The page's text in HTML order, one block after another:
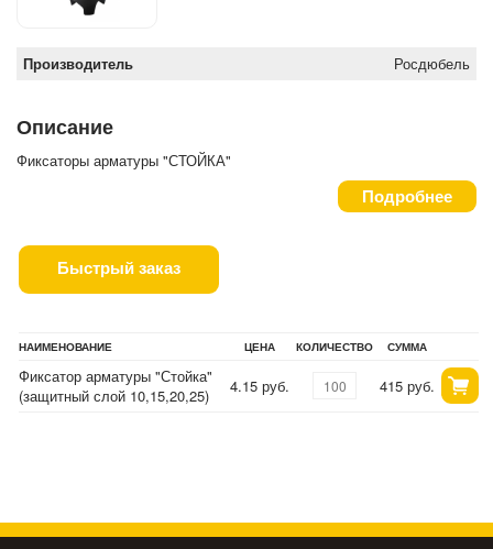
Производитель Росдюбель
Описание
Фиксаторы арматуры "СТОЙКА"
Подробнее
Быстрый заказ
НАИМЕНОВАНИЕ ЦЕНА КОЛИЧЕСТВО СУММА
Фиксатор арматуры "Стойка"
(защитный слой 10,15,20,25)
4.15 руб. 415 руб.